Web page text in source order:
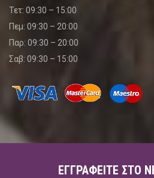
Τετ: 09:30 – 15:00
Πεμ: 09:30 – 20:00
Παρ: 09:30 – 20:00
Σαβ: 09:30 – 15:00
ΕΓΓΡΑΦΕΊΤΕ ΣΤΟ